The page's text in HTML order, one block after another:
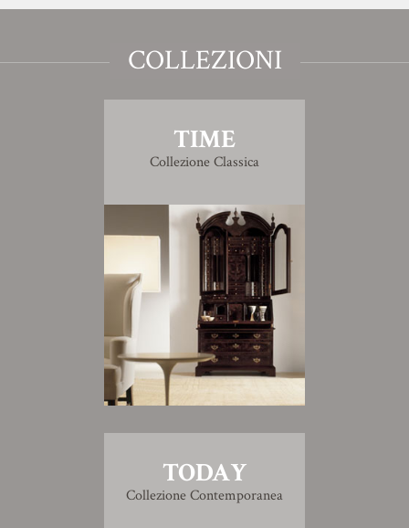
COLLEZIONI
TIME
Collezione Classica
TODAY
Collezione Contemporanea